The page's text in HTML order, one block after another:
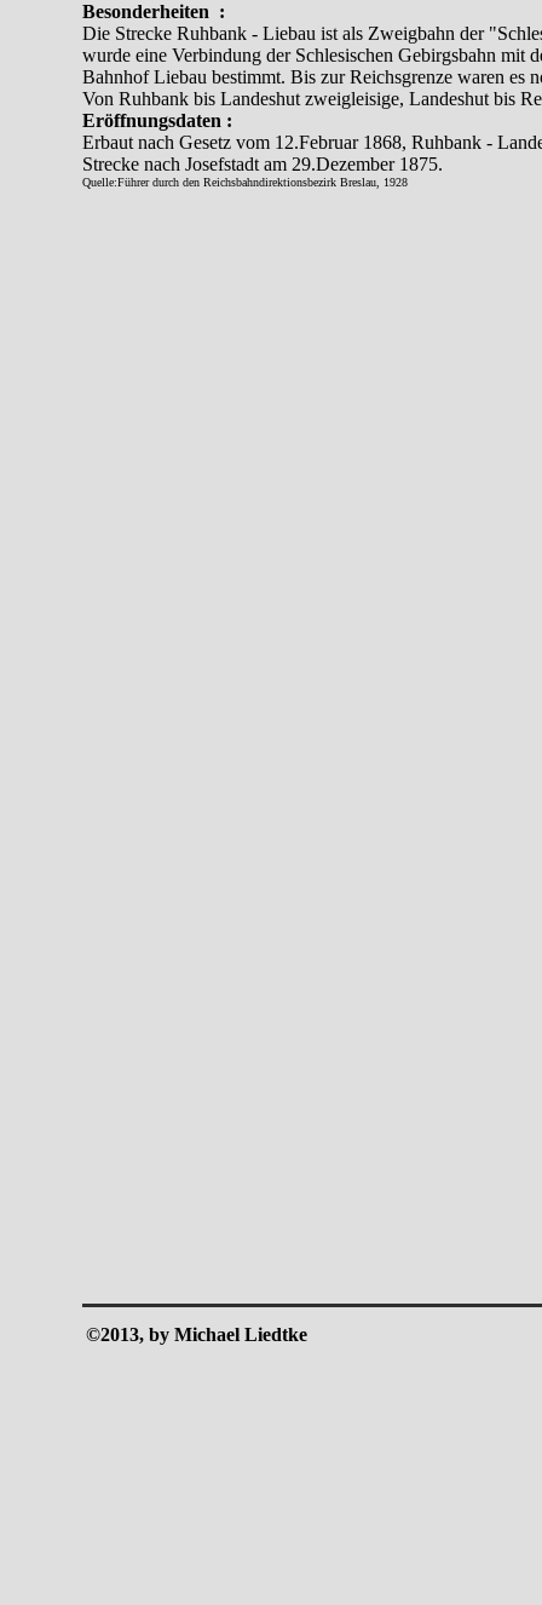
Besonderheiten :
Die Strecke Ruhbank - Liebau ist als Zweigbahn der
wurde eine Verbindung der Schlesischen Gebirgsbahn mit
Bahnhof Liebau bestimmt. Bis zur Reichsgrenze waren es
Von Ruhbank bis Landeshut zweigleisige, Landeshut bis
Eröffnungsdaten :
Erbaut nach Gesetz vom 12.Februar 1868, Ruhbank -
Strecke nach Josefstadt am 29.Dezember 1875.
Quelle:Führer durch den Reichsbahndirektionsbezirk Breslau, 1928
©2013, by Michael Liedtke